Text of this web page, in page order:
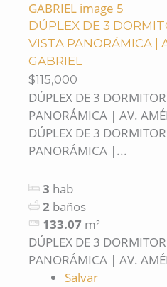
DÚPLEX DE 3
VISTA PANORÁMICA |
GABRIEL
$115,000
DÚPLEX DE 3
PANORÁMICA | AV.
DÚPLEX DE 3
PANORÁMICA |...
3 hab
2 baños
133.07 m²
DÚPLEX DE 3
PANORÁMICA | AV.
Salvar